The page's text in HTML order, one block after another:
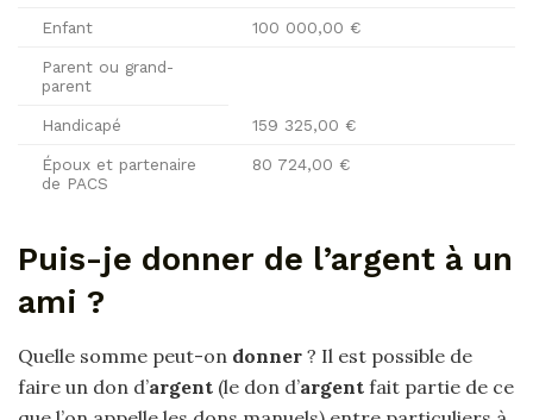
Enfant 100 000,00 €
Parent ou grand-
parent
Handicapé 159 325,00 €
Époux et partenaire
de PACS
80 724,00 €
Puis-je donner de l’argent à un
ami ?
Quelle somme peut-on donner ? Il est possible de
faire un don d’argent (le don d’argent fait partie de ce